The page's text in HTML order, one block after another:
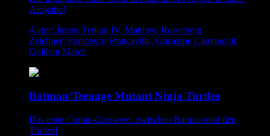
Ausgabe!
Autor: James Tynion IV, Matthew Rosenberg
Zeichner: Francesco Francavilla, Giuseppe Camuncoli,
Guillem March
Batman/Teenage Mutant Ninja Turtles
Das erste Comic-Crossover zwischen Batman und den
Turtles!